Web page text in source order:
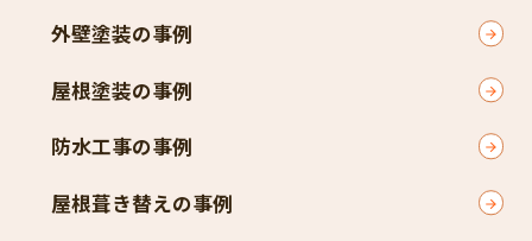
外壁塗装の事例
屋根塗装の事例
防水工事の事例
屋根葺き替えの事例